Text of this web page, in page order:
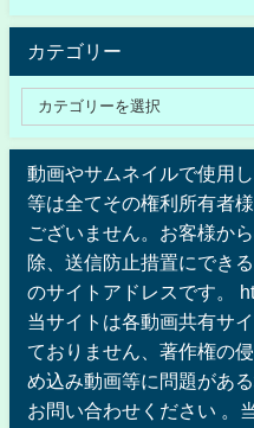
カテゴリー
動画やサムネイルで使用
等は全てその権利所有者
ございません。お客様か
除、送信防止措置にでき
のサイトアドレスです。
当サイトは各動画共有サ
ておりません、著作権の
め込み動画等に問題があ
お問い合わせください 。